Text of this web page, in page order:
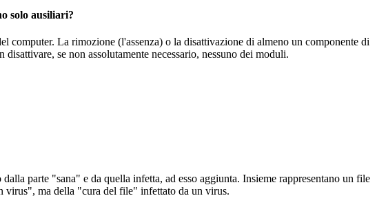
solo ausiliari?
La rimozione (l'assenza) o la disattivazione di almeno un componente di
se non assolutamente necessario, nessuno dei moduli.
parte "sana" e da quella infetta, ad esso aggiunta. Insieme rappresentano un file
virus", ma della "cura del file" infettato da un virus.